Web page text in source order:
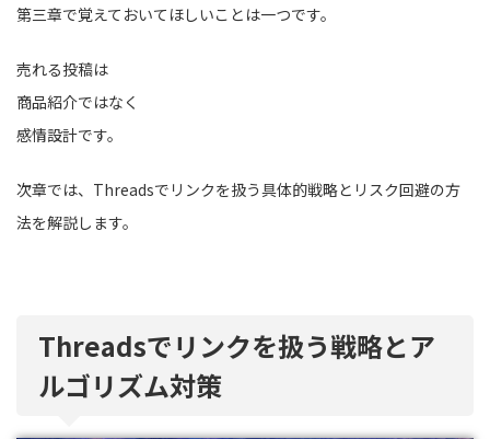
第三章で覚えておいてほしいことは一つです。
売れる投稿は
商品紹介ではなく
感情設計です。
次章では、Threadsでリンクを扱う具体的戦略とリスク回避の方
法を解説します。
Threadsでリンクを扱う戦略とア
ルゴリズム対策